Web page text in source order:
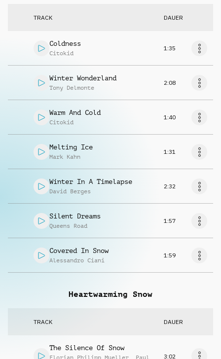
TRACK DAUER
Coldness
Citokid
1:35
Winter Wonderland
Tony Delmonte
2:08
Warm And Cold
Citokid
1:40
Melting Ice
Mark Kahn
1:31
Winter In A Timelapse
David Berges
2:32
Silent Dreams
Queens Road
1:57
Covered In Snow
Alessandro Ciani
1:59
Heartwarming Snow
TRACK DAUER
The Silence Of Snow
Florian Philipp Mueller Paul 3:02